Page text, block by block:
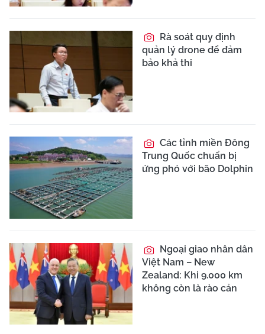
Rà soát quy định
quản lý drone để đảm
bảo khả thi
Các tỉnh miền Đông
Trung Quốc chuẩn bị
ứng phó với bão Dolphin
Ngoại giao nhân dân
Việt Nam – New
Zealand: Khi 9.000 km
không còn là rào cản